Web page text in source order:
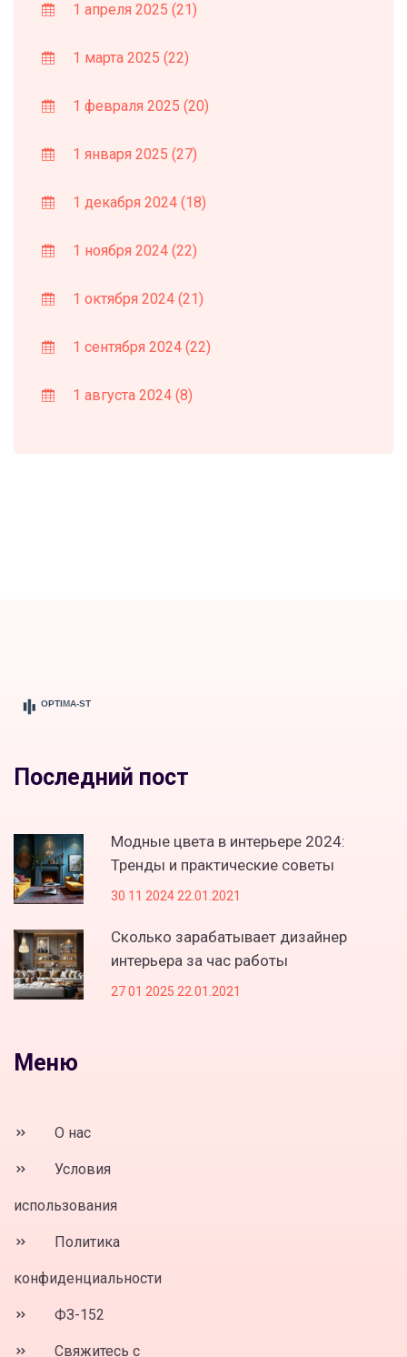
1 апреля 2025 (21)
1 марта 2025 (22)
1 февраля 2025 (20)
1 января 2025 (27)
1 декабря 2024 (18)
1 ноября 2024 (22)
1 октября 2024 (21)
1 сентября 2024 (22)
1 августа 2024 (8)
Последний пост
Модные цвета в интерьере 2024:
Тренды и практические советы
30 11 2024 22.01.2021
Сколько зарабатывает дизайнер
интерьера за час работы
27 01 2025 22.01.2021
Меню
О нас
Условия
использования
Политика
конфиденциальности
ФЗ-152
Свяжитесь с